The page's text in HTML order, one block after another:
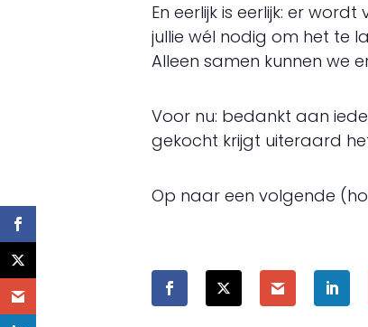
En eerlijk is eerlijk: er
jullie wél nodig om het te
Alleen samen kunnen we
Voor nu: bedankt aan
gekocht krijgt uiteraard
Op naar een volgende